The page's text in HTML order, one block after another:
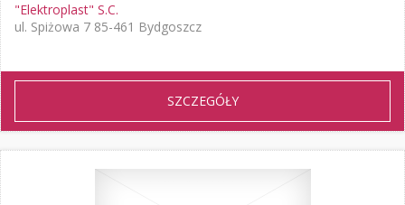
"Elektroplast" S.C.
ul. Spiżowa 7 85-461 Bydgoszcz
SZCZEGÓŁY